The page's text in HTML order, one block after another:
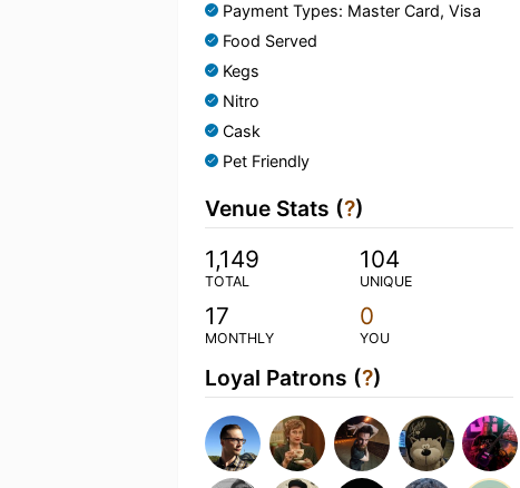
Payment Types: Master Card, Visa
Food Served
Kegs
Nitro
Cask
Pet Friendly
Venue Stats (?)
1,149
TOTAL
104
UNIQUE
17
MONTHLY
0
YOU
Loyal Patrons (?)